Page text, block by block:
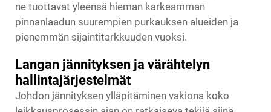
ne tuottavat yleensä hieman karkeamman
pinnanlaadun suurempien purkauksen alueiden ja
pienemmän sijaintitarkkuuden vuoksi.
Langan jännityksen ja värähtelyn
hallintajärjestelmät
Johdon jännityksen ylläpitäminen vakiona koko